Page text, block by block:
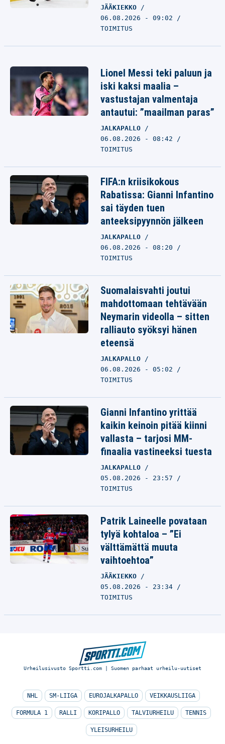
JÄÄKIEKKO
06.08.2026 - 09:02
TOIMITUS
Lionel Messi teki paluun ja
iski kaksi maalia –
vastustajan valmentaja
antautui: ”maailman paras”
JALKAPALLO
06.08.2026 - 08:42
TOIMITUS
FIFA:n kriisikokous
Rabatissa: Gianni Infantino
sai täyden tuen
anteeksipyynnön jälkeen
JALKAPALLO
06.08.2026 - 08:20
TOIMITUS
Suomalaisvahti joutui
mahdottomaan tehtävään
Neymarin videolla – sitten
ralliauto syöksyi hänen
eteensä
JALKAPALLO
06.08.2026 - 05:02
TOIMITUS
Gianni Infantino yrittää
kaikin keinoin pitää kiinni
vallasta – tarjosi MM-
finaalia vastineeksi tuesta
JALKAPALLO
05.08.2026 - 23:57
TOIMITUS
Patrik Laineelle povataan
tylyä kohtaloa – ”Ei
välttämättä muuta
vaihtoehtoa”
JÄÄKIEKKO
05.08.2026 - 23:34
TOIMITUS
Urheilusivusto Sportti.com | Suomen parhaat urheilu-uutiset
NHL SM-LIIGA EUROJALKAPALLO VEIKKAUSLIIGA
FORMULA 1 RALLI KORIPALLO TALVIURHEILU TENNIS
YLEISURHEILU